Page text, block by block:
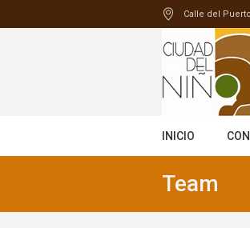
Calle del Puerto
INICIO
Team